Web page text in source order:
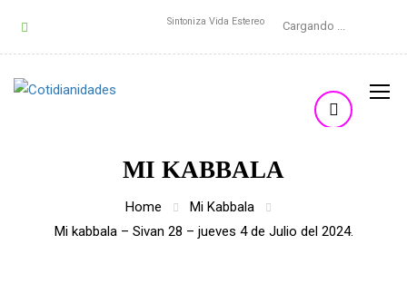
Sintoniza Vida Estereo Cargando ...
MI KABBALA
Home
Mi Kabbala
Mi kabbala – Sivan 28 – jueves 4 de Julio del 2024.